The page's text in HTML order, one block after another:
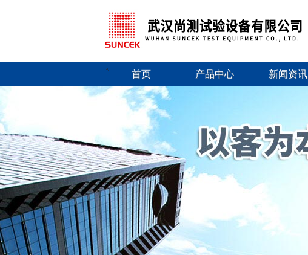
首页 产品中心 新闻资讯